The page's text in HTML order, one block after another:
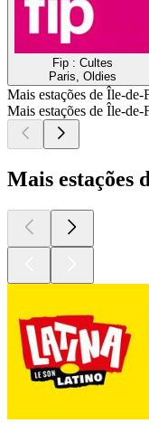
Fip : Cultes
Paris, Oldies
Mais estações de Île-de-
Mais estações de Île-de-
Mais estações